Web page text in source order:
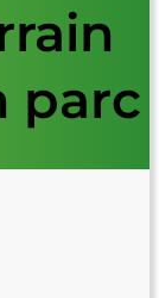
parc